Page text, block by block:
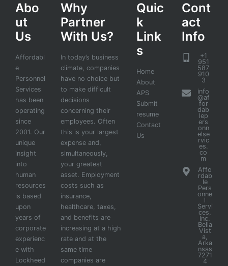
Abo
ut
Us
Affordabl
e
Personnel
Services
has been
operating
since
2001. Our
unique
insight
into
human
resources
is based
upon
years of
corporate
experienc
e with
Lockheed
Why
Partner
With Us?
In today’s business
climate, companies
have no choice but
to make difficult
decisions
concerning their
employees. Often
this is your largest
expense and,
simultaneously,
your greatest
asset. Employment
costs such as
insurance,
healthcare, taxes,
and benefits are
increasing at a high
rate and at the
same time
companies are
Quic
k
Link
s
Home
About
APS
Submit
resume
Contact
Us
Cont
act
Info
+1
951
587
910
3
info
@af
for
dab
lep
ers
onn
else
rvic
es.
co
m
Affo
rdab
le
Pers
onne
l
Servi
ces,
Inc.
Bella
Vist
a,
Arka
nsas
7271
4